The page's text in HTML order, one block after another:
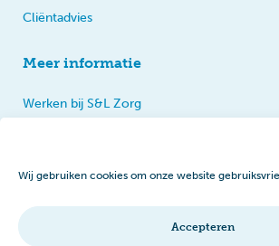
Wij gebruiken cookies om onze website
Accepteren
Cliëntadvies
Meer informatie
Werken bij S&L Zorg